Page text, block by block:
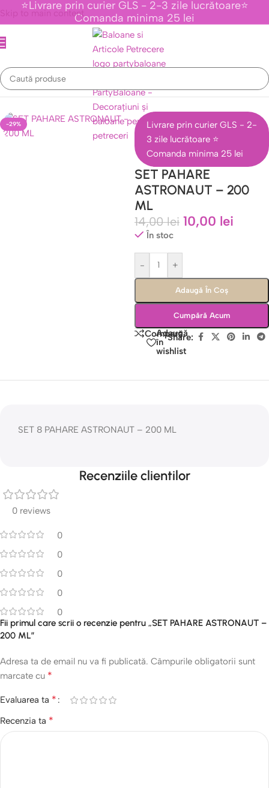
Skip to main content
⭐Livrare prin curier GLS - 2-3 zile lucrătoare⭐
Comanda minima 25 lei
Personaje Din Desene Animate/Colectia Astronauti , Spatiu
-29%
Livrare prin curier GLS - 2-
3 zile lucrătoare ⭐
Comanda minima 25 lei
SET PAHARE
ASTRONAUT – 200
ML
14,00lei 10,00 lei
În stoc
- +
Adaugă În Coș
Cumpără Acum
Compară
Adaugă
în
wishlist
Share:
SET 8 PAHARE ASTRONAUT – 200 ML
Recenziile clientilor
0 reviews
0
0
0
0
0
Fii primul care scrii o recenzie pentru „SET PAHARE ASTRONAUT –
200 ML”
Adresa ta de email nu va fi publicată. Câmpurile obligatorii sunt
marcate cu *
Evaluarea ta *
Recenzia ta *